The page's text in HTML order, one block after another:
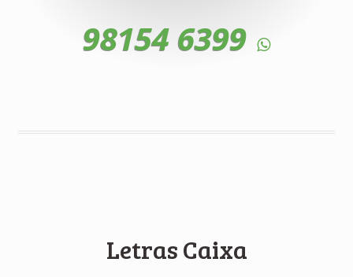
98154 6399
Letras Caixa